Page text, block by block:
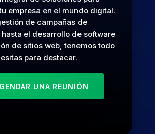
empresa en el mundo digital.
de campañas de
el desarrollo de software
de sitios web, tenemos todo
para destacar.
UNA REUNIÓN